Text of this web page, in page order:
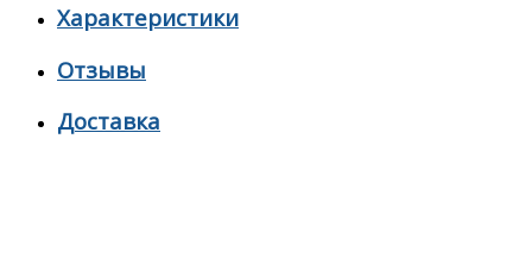
Характеристики
Отзывы
Доставка